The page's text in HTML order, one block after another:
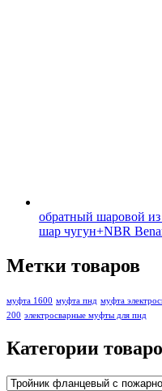
обратный шаровой
шар чугун+NBR
Метки товаров
муфта 1600 муфта пнд муфта
200 электросварные муфты для пнд
Категории